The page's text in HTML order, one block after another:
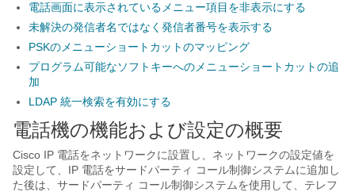
電話画面に表示されているメニュー項目を非表示にする
未解決の発信者名ではなく発信者番号を表示する
PSKのメニューショートカットのマッピング
プログラム可能なソフトキーへのメニューショートカットの追
加
LDAP 統一検索を有効にする
電話機の機能および設定の概要
Cisco IP 電話をネットワークに設置し、ネットワークの設定値を
設定して、IP 電話をサードパーティ コール制御システムに追加し
た後は、サードパーティ コール制御システムを使用して、テレフ